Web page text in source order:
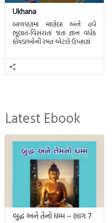
Ukhana
બાળપણમાં માણેલા અને હવે
ભૂલાતં-વિસરાતાં જતાં જ્ઞાન વર્ધક
કોયડાઓની રમત એટલે ઉખાણાં
Latest Ebook
બુદ્ધ અને તેનો ધમ્મ – ભાગ 7